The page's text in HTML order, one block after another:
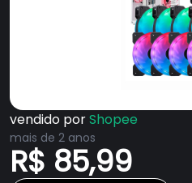
vendido porShopee
mais de 2 anos
R$ 85,99